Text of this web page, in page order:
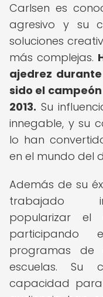
Carlsen es
agresivo y su
soluciones
más complejas.
ajedrez
sido el
2013. Su
innegable, y su
lo han
en el mundo del
Además de su
trabajado
popularizar el
participando
programas de
escuelas. Su
capacidad